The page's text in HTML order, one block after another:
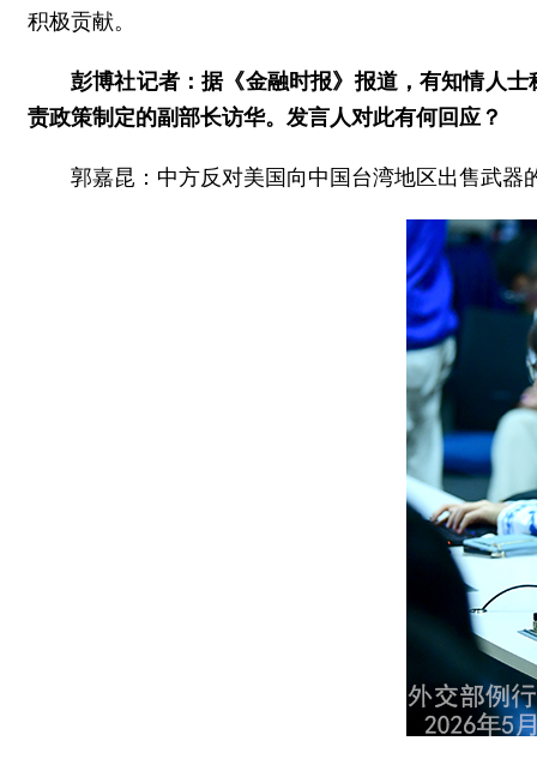
积极贡献。
彭博社记者：据《金融时报》报道，有知情人
责政策制定的副部长访华。发言人对此有何回应？
郭嘉昆：中方反对美国向中国台湾地区出售武